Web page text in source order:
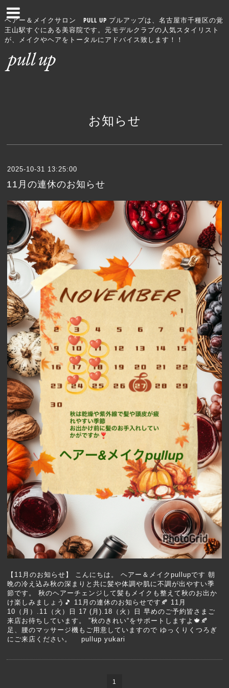
ヘアー＆メイクサロン PULL UP プルアップは、名古屋市千種区の覚
王山駅すぐにある美容院です。元モデルクラブの人気スタイリスト
が、メイクやヘアをトータルにアドバイス致します！！
お知らせ
2025-10-31 13:25:00
11月の連休のお知らせ
【11月のお知らせ】 こんにちは。 ヘアー＆メイクpullupです 朝
晩の冷え込み秋の深まりと共に髪や体調や肌に不調が出やすい季
節です。 秋のヘアーチェンジして髪もメイクも整えて秋のお出か
け楽しみましょう🎵 11月の連休のお知らせです🍂 11月
10（月）.11（火）日 17 (月).18（火）日 早めのご予約皆さまご
来店お待ちしています。 ”秋のきれい“をサポートしますよ🍁🍂
足、腰のマッサージ機もご用意していますので ゆっくりくつろぎ
にご来店ください。 pullup yukari
1